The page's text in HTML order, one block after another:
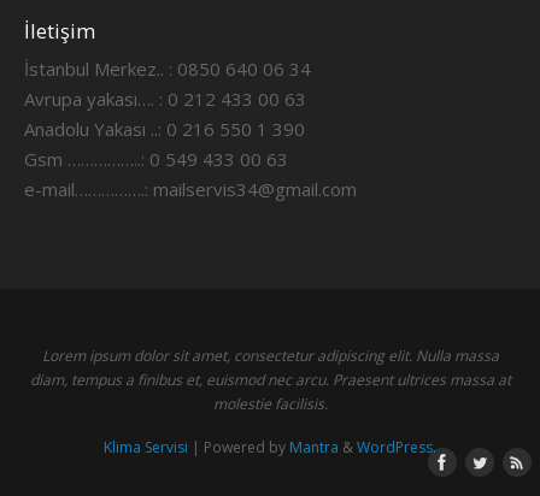
İletişim
İstanbul Merkez.. : 0850 640 06 34
Avrupa yakası…. : 0 212 433 00 63
Anadolu Yakası ..: 0 216 550 1 390
Gsm ……………..: 0 549 433 00 63
e-mail…………….: mailservis34@gmail.com
Lorem ipsum dolor sit amet, consectetur adipiscing elit. Nulla massa
diam, tempus a finibus et, euismod nec arcu. Praesent ultrices massa at
molestie facilisis.
Klima Servisi | Powered by Mantra &WordPress.